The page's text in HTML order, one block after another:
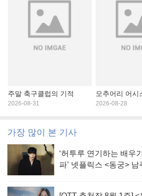
주말 축구클럽의 기적
2026-08-31
모추어리 어시
2026-08-28
가장 많이 본 기사
‘허투루 연기하는 배우
파’ 넷플릭스 <동궁> 남